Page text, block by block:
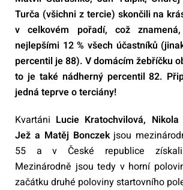
Turča (všichni z tercie) skončili na
v celkovém pořadí, což
nejlepšími 12 % všech účastníků
percentil je 88). V domácím žebříčku
to je také nádherný percentil 82.
jedná teprve o terciány!
Kvartáni Lucie Kratochvilová,
Jež a Matěj Bonczekjsou
55 a v České republice
Mezinárodně jsou tedy v horní
začátku druhé poloviny startovního